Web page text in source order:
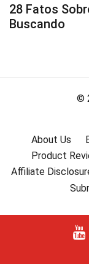
28 Fatos
Buscando
©
About Us
Product
Affiliate